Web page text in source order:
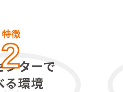
特徴
2
ンターで
る環境